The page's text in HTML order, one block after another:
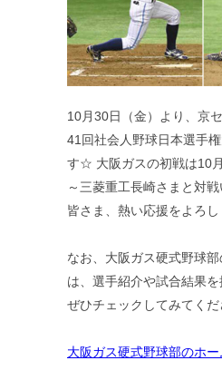
10月30日（金）より、京
41回社会人野球日本選手
す☆ 大阪ガスの初戦は10
～三菱重工長崎さまと対戦
皆さま、熱い応援をよろ
なお、大阪ガス硬式野球
は、選手紹介や試合結果
ぜひチェックしてみてくだ
大阪ガス硬式野球部のホ